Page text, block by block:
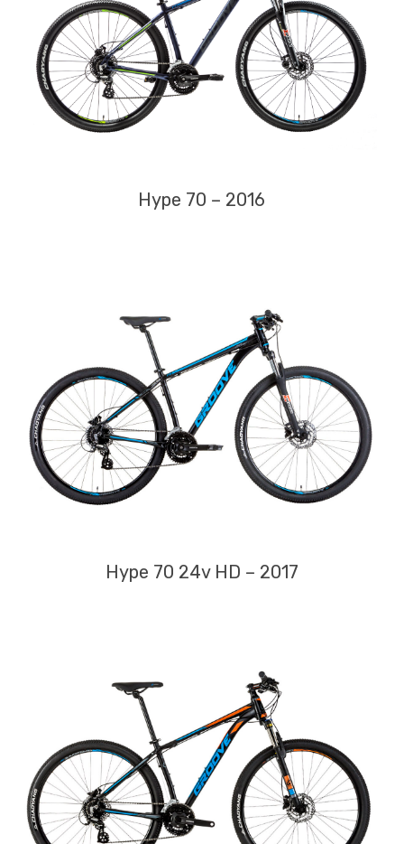
Hype 70 – 2016
Hype 70 24v HD – 2017